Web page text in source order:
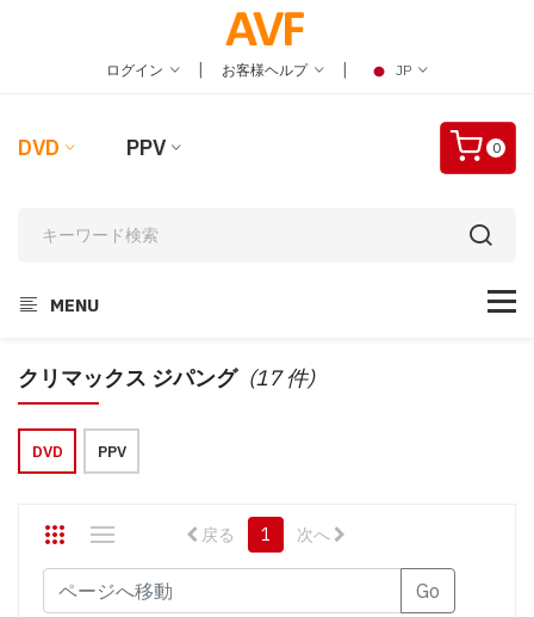
ログイン | お客様ヘルプ | JP
DVD PPV 0
MENU
クリマックス ジパング (17 件)
DVD PPV
戻る 1 次へ
Go